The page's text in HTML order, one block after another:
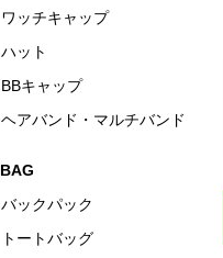
ワッチキャップ
ハット
BBキャップ
ヘアバンド・マルチバンド
BAG
バックパック
トートバッグ